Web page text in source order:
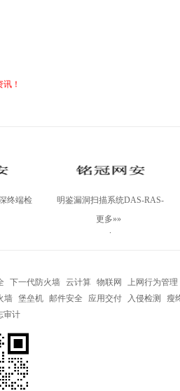
！
终端检
明鉴漏洞扫描系统DAS-RAS-
A800-FU
更多»»
.
下一代防火墙 云计算 物联网 上网行为管理
墙 堡垒机 邮件安全 应用交付 入侵检测 瘦
审计